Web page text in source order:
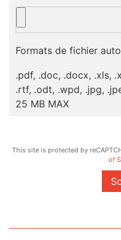
Formats de fichier
.pdf, .doc, .docx, .xls,
.rtf, .odt, .wpd, .jpg,
25 MB MAX
This site is protected by
of